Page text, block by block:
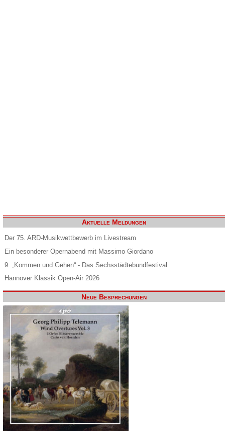
Aktuelle Meldungen
Der 75. ARD-Musikwettbewerb im Livestream
Ein besonderer Opernabend mit Massimo Giordano
9. „Kommen und Gehen“ - Das Sechsstädtebundfestival
Hannover Klassik Open-Air 2026
Neue Besprechungen